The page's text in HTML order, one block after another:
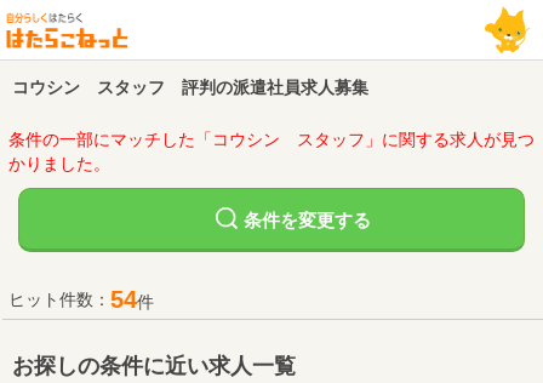
コウシン スタッフ 評判の派遣社員求人募集
条件の一部にマッチした「コウシン スタッフ」に関する求人が見つ
かりました。
条件を変更する
ヒット件数： 54件
お探しの条件に近い求人一覧